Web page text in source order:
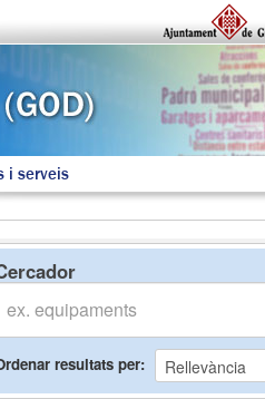
i serveis
resultats per